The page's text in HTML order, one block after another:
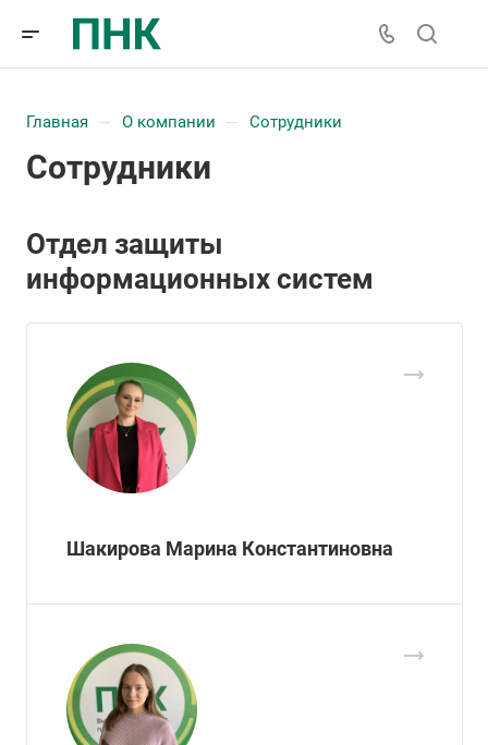
Главная — О компании — Сотрудники
Сотрудники
Отдел защиты
информационных систем
Шакирова Марина Константиновна